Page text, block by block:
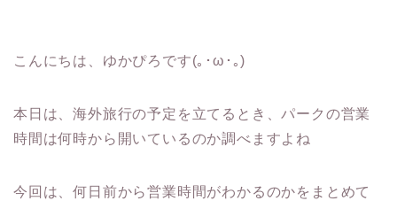
こんにちは、ゆかぴろです(｡･ω･｡)
本日は、海外旅行の予定を立てるとき、パークの営業
時間は何時から開いているのか調べますよね
今回は、何日前から営業時間がわかるのかをまとめて